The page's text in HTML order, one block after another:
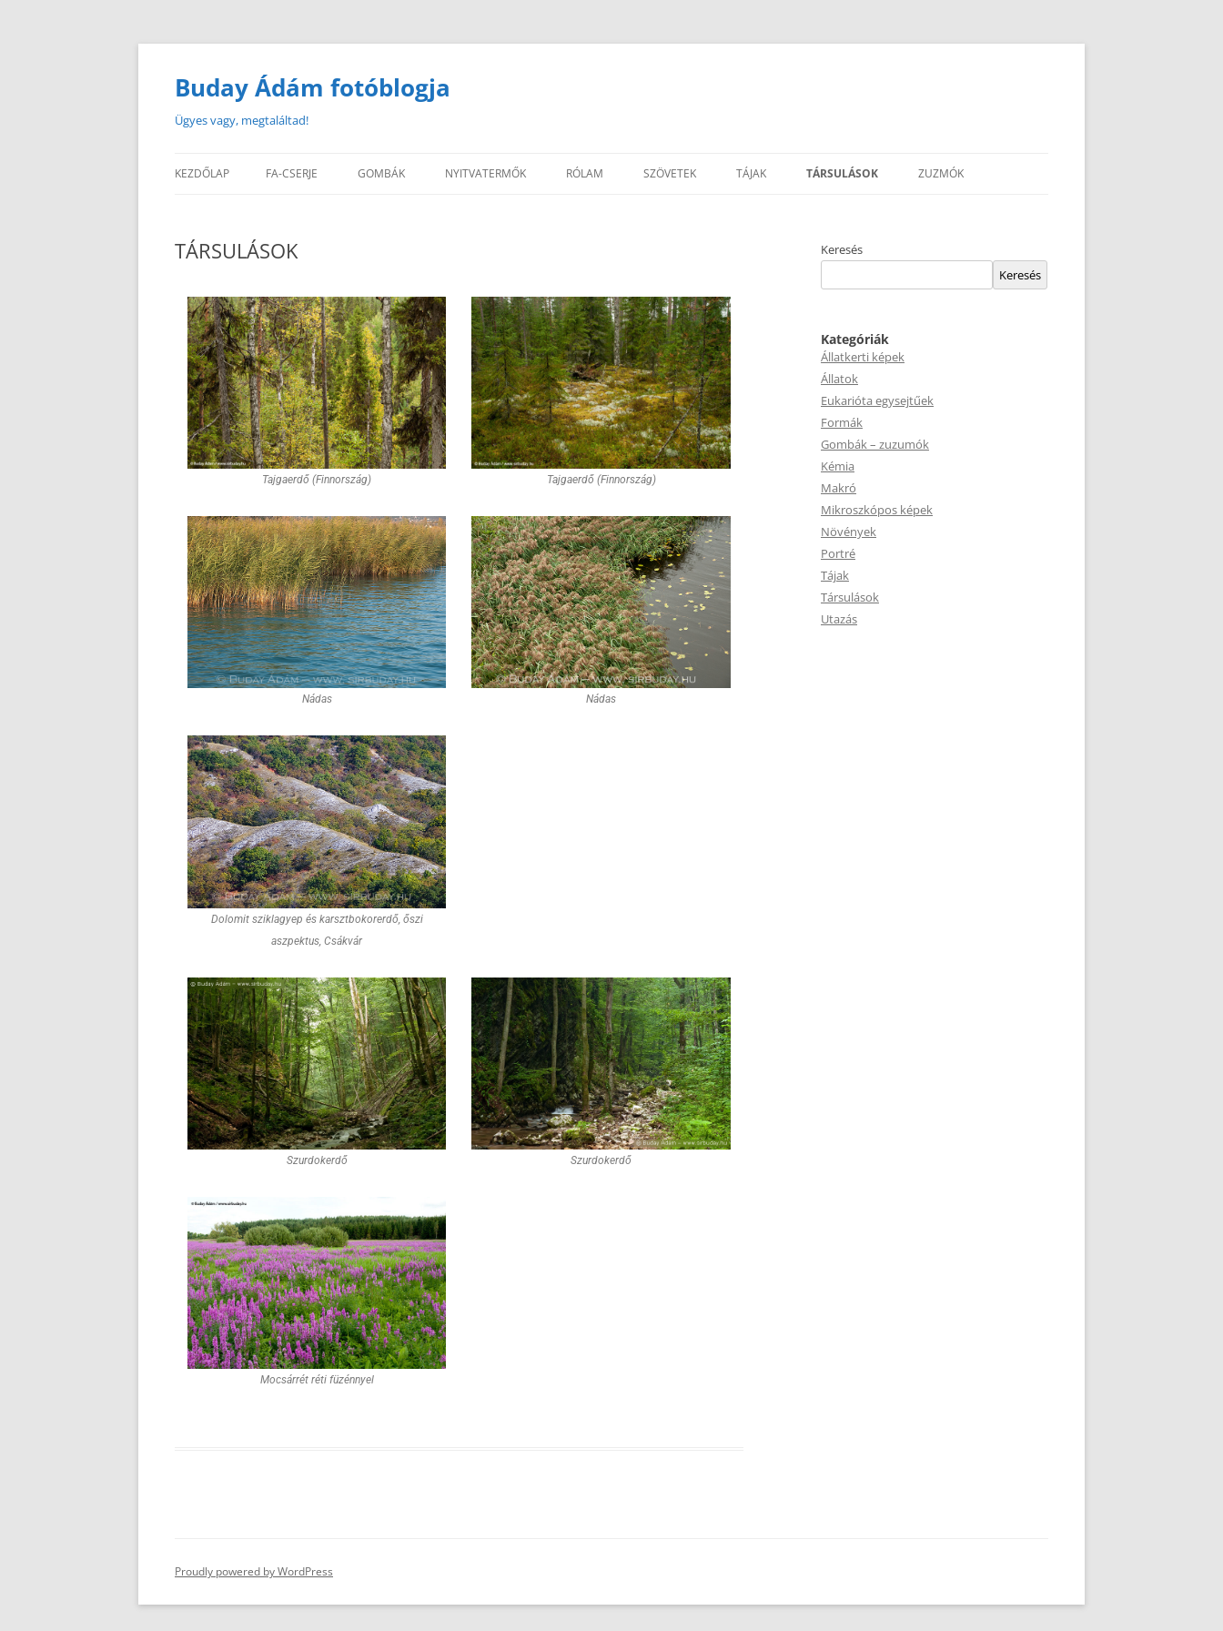
Buday Ádám fotóblogja
Ügyes vagy, megtaláltad!
KEZDŐLAP FA-CSERJE GOMBÁK NYITVATERMŐK RÓLAM SZÖVETEK TÁJAK TÁRSULÁSOK ZUZMÓK
TÁRSULÁSOK
Tajgaerdő (Finnország) Tajgaerdő (Finnország)
Nádas Nádas
Dolomit sziklagyep és karsztbokorerdő, őszi
aszpektus, Csákvár
Szurdokerdő Szurdokerdő
Mocsárrét réti füzénnyel
Keresés
Keresés
Kategóriák
Állatkerti képek
Állatok
Eukarióta egysejtűek
Formák
Gombák – zuzumók
Kémia
Makró
Mikroszkópos képek
Növények
Portré
Tájak
Társulások
Utazás
Proudly powered by WordPress